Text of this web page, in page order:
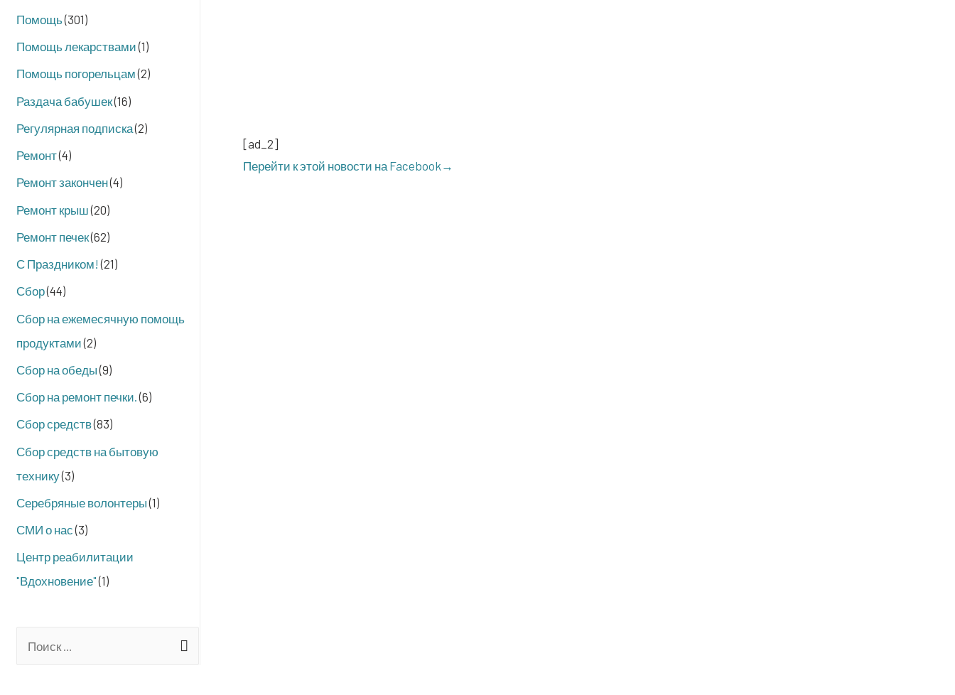
Помощь(301)
Помощь лекарствами(1)
Помощь погорельцам(2)
Раздача бабушек(16)
Регулярная подписка(2)
Ремонт(4)
Ремонт закончен(4)
Ремонт крыш(20)
Ремонт печек(62)
С Праздником! (21)
Сбор(44)
Сбор на ежемесячную помощь
продуктами(2)
Сбор на обеды(9)
Сбор на ремонт печки.(6)
Сбор средств(83)
Сбор средств на бытовую
технику(3)
Серебряные волонтеры(1)
СМИ о нас(3)
Центр реабилитации
"Вдохновение"(1)
[ad_2]
Перей­ти к этой ново­сти на Facebook→